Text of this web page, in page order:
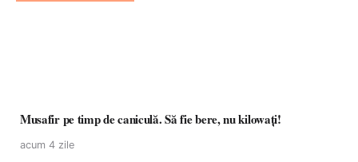
Musafir pe timp de caniculă. Să fie bere, nu kilowați!
acum 4 zile